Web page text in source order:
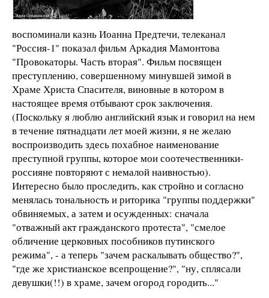
воспоминали казнь Иоанна Предтечи, телеканал
"Россия-1" показал фильм Аркадия Мамонтова
"Провокаторы. Часть вторая". Фильм посвящен
преступлению, совершенному минувшей зимой в
Храме Христа Спасителя, виновные в котором в
настоящее время отбывают срок заключения.
(Поскольку я люблю английский язык и говорил на нем
в течение пятнадцати лет моей жизни, я не желаю
воспроизводить здесь похабное наименование
преступной группы, которое мои соотечественники-
россияне повторяют с немалой наивностью).
Интересно было проследить, как стройно и согласно
менялась тональность и риторика "группы поддержки"
обвиняемых, а затем и осужденных: сначала
"отважный акт гражданского протеста", "смелое
обличение церковных пособников путинского
режима", - а теперь "зачем раскалывать общество?",
"где же христианское всепрощение?", "ну, сплясали
девушки(!!) в храме, зачем огород городить..."